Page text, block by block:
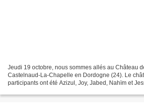
Jeudi 19 octobre, nous sommes allés au Château
Castelnaud-La-Chapelle en Dordogne (24). Le
participants ont été Azizul, Joy, Jabed, Nahïm et